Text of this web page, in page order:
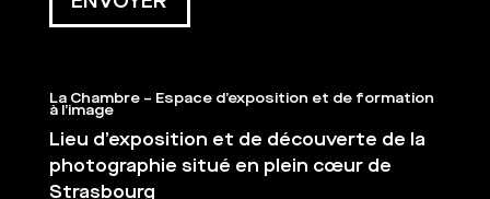
La Chambre – Espace d’exposition et de formation
à l’image
Lieu d’exposition et de découverte de la
photographie situé en plein cœur de
Strasbourg